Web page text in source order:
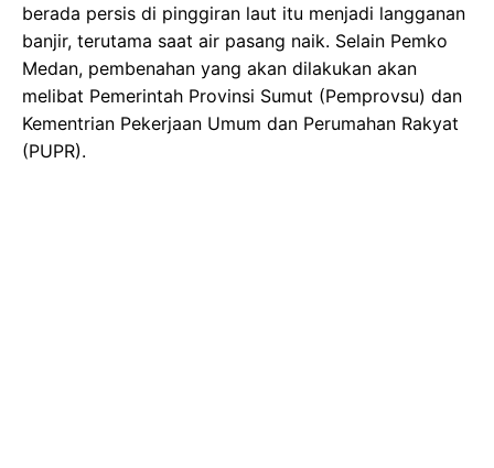
berada persis di pinggiran laut itu menjadi langganan
banjir, terutama saat air pasang naik. Selain Pemko
Medan, pembenahan yang akan dilakukan akan
melibat Pemerintah Provinsi Sumut (Pemprovsu) dan
Kementrian Pekerjaan Umum dan Perumahan Rakyat
(PUPR).